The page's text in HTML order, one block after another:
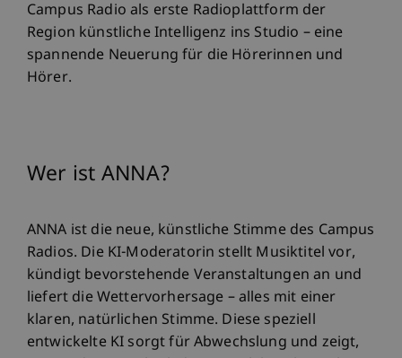
Campus Radio als erste Radioplattform der
Region künstliche Intelligenz ins Studio – eine
spannende Neuerung für die Hörerinnen und
Hörer.
Wer ist ANNA?
ANNA ist die neue, künstliche Stimme des Campus
Radios. Die KI-Moderatorin stellt Musiktitel vor,
kündigt bevorstehende Veranstaltungen an und
liefert die Wettervorhersage – alles mit einer
klaren, natürlichen Stimme. Diese speziell
entwickelte KI sorgt für Abwechslung und zeigt,